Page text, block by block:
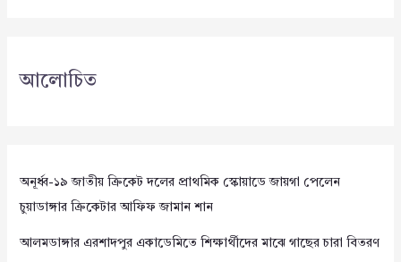
আলোচিত
অনূর্ধ্ব-১৯ জাতীয় ক্রিকেট দলের প্রাথমিক স্কোয়াডে জায়গা পেলেন
চুয়াডাঙ্গার ক্রিকেটার আফিফ জামান শান
আলমডাঙ্গার এরশাদপুর একাডেমিতে শিক্ষার্থীদের মাঝে গাছের চারা বিতরণ